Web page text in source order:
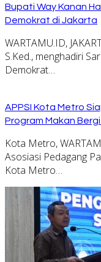
Bupati Way Kanan
Demokrat di Jakarta
WARTAMU.ID,
S.Ked., menghadiri
Demokrat…
APPSI Kota Metro
Program Makan
Kota Metro,
Asosiasi Pedagang
Kota Metro…